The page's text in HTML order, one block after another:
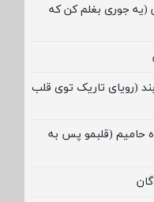
(یه جوری بغلم کن که
(رویای تاریک توی قلب
حامیم (قلبمو پس به